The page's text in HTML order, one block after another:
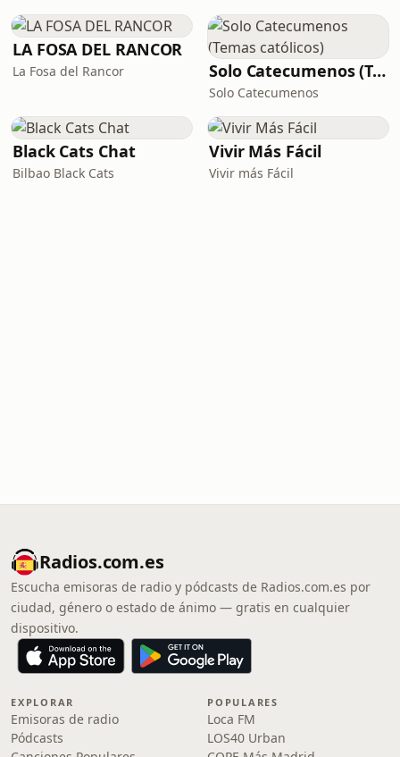
LA FOSA DEL RANCOR
La Fosa del Rancor Solo Catecumenos (Temas católicos)
Solo Catecumenos
Black Cats Chat
Bilbao Black Cats
Vivir Más Fácil
Vivir más Fácil
Radios.com.es
Escucha emisoras de radio y pódcasts de Radios.com.es por
ciudad, género o estado de ánimo — gratis en cualquier
dispositivo.
EXPLORAR
Emisoras de radio
Pódcasts
POPULARES
Loca FM
LOS40 Urban